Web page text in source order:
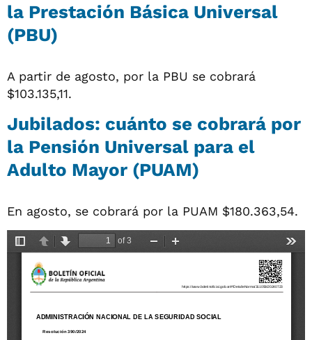
la Prestación Básica Universal
(PBU)
A partir de agosto, por la PBU se cobrará
$103.135,11.
Jubilados: cuánto se cobrará por
la Pensión Universal para el
Adulto Mayor (PUAM)
En agosto, se cobrará por la PUAM $180.363,54.